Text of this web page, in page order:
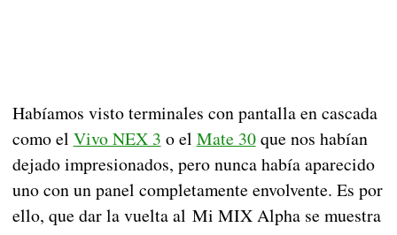
Habíamos visto terminales con pantalla en cascada
como el Vivo NEX 3 o el Mate 30que nos habían
dejado impresionados, pero nunca había aparecido
uno con un panel completamente envolvente. Es por
ello, que dar la vuelta al Mi MIX Alpha se muestra